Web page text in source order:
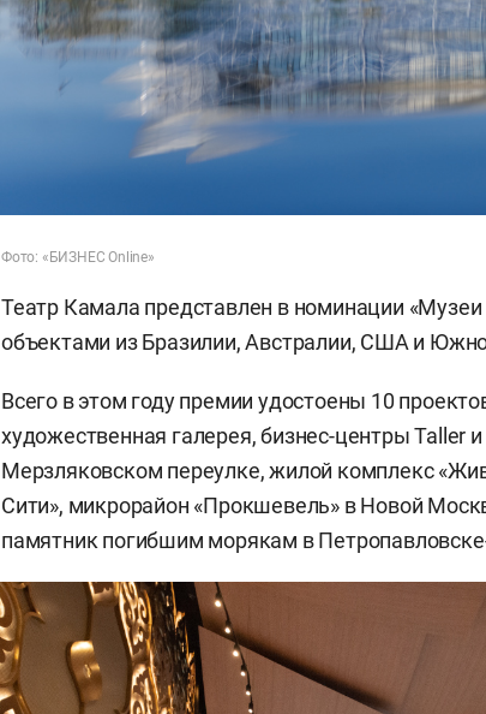
Фото: «БИЗНЕС Online»
Театр Камала представлен в номинации
объектами из Бразилии, Австралии, США и
Всего в этом году премии удостоены 10
художественная галерея, бизнес-центры Taller
Мерзляковском переулке, жилой комплекс
Сити», микрорайон «Прокшевель» в Новой
памятник погибшим морякам в